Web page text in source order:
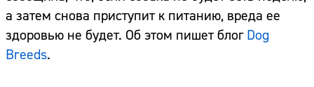
а затем снова приступит к питанию, вреда ее
здоровью не будет. Об этом пишет блог Dog
Breeds.